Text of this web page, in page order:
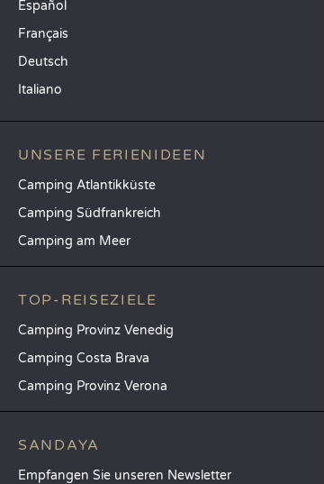
Español
Français
Deutsch
Italiano
UNSERE FERIENIDEEN
Camping Atlantikküste
Camping Südfrankreich
Camping am Meer
TOP-REISEZIELE
Camping Provinz Venedig
Camping Costa Brava
Camping Provinz Verona
SANDAYA
Empfangen Sie unseren Newsletter